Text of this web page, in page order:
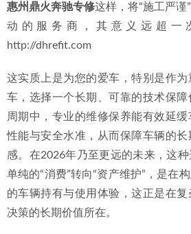
惠州鼎火奔驰专修这样，将“施工严谨
动的服务商，其意义远超一
http://dhrefit.com
这实质上是为您的爱车，特别是作
车，选择一个长期、可靠的技术保
周期中，专业的维修保养能有效延
性能与安全水准，从而保障车辆的
感。在2026年乃至更远的未来，这
单纯的“消费”转向“资产维护”，是在
的车辆持有与使用体验，这正是在
决策的长期价值所在。